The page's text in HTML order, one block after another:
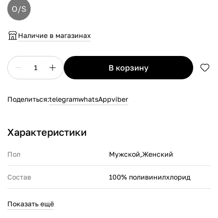
O/S
Наличие в магазинах
1 в корзину
Поделиться:telegramwhatsAppviber
Характеристики
Пол Мужской,Женский
Состав 100% поливинилхлорид
Производитель
Показать ещё